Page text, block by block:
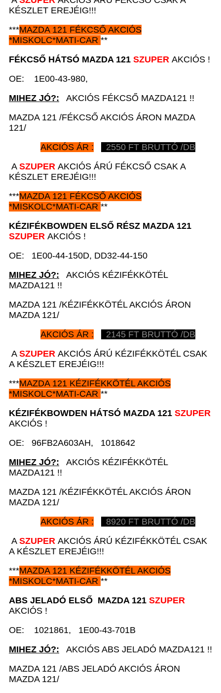
KÉSZLET EREJÉIG!!!
***MAZDA 121 FÉKCSŐ AKCIÓS
*MISKOLC*MATI-CAR **
FÉKCSŐ HÁTSÓ MAZDA 121 SZUPER AKCIÓS !
OE: 1E00-43-980,
MIHEZ JÓ?: AKCIÓS FÉKCSŐ MAZDA121 !!
MAZDA 121 /FÉKCSŐ AKCIÓS ÁRON MAZDA
121/
AKCIÓS ÁR :
2550 FT BRUTTÓ /DB
A SZUPER AKCIÓS ÁRÚ FÉKCSŐ CSAK A
KÉSZLET EREJÉIG!!!
***MAZDA 121 FÉKCSŐ AKCIÓS
*MISKOLC*MATI-CAR **
KÉZIFÉKBOWDEN ELSŐ RÉSZ MAZDA 121
SZUPER AKCIÓS !
OE: 1E00-44-150D, DD32-44-150
MIHEZ JÓ?: AKCIÓS KÉZIFÉKKÖTÉL
MAZDA121 !!
MAZDA 121 /KÉZIFÉKKÖTÉL AKCIÓS ÁRON
MAZDA 121/
AKCIÓS ÁR :
2145 FT BRUTTÓ /DB
A SZUPER AKCIÓS ÁRÚ KÉZIFÉKKÖTÉL CSAK
A KÉSZLET EREJÉIG!!!
***MAZDA 121 KÉZIFÉKKÖTÉL AKCIÓS
*MISKOLC*MATI-CAR **
KÉZIFÉKBOWDEN HÁTSÓ MAZDA 121 SZUPER
AKCIÓS !
OE: 96FB2A603AH, 1018642
MIHEZ JÓ?: AKCIÓS KÉZIFÉKKÖTÉL
MAZDA121 !!
MAZDA 121 /KÉZIFÉKKÖTÉL AKCIÓS ÁRON
MAZDA 121/
AKCIÓS ÁR :
8920 FT BRUTTÓ /DB
A SZUPER AKCIÓS ÁRÚ KÉZIFÉKKÖTÉL CSAK
A KÉSZLET EREJÉIG!!!
***MAZDA 121 KÉZIFÉKKÖTÉL AKCIÓS
*MISKOLC*MATI-CAR **
ABS JELADÓ ELSŐ MAZDA 121 SZUPER
AKCIÓS !
OE: 1021861, 1E00-43-701B
MIHEZ JÓ?: AKCIÓS ABS JELADÓ MAZDA121 !!
MAZDA 121 /ABS JELADÓ AKCIÓS ÁRON
MAZDA 121/